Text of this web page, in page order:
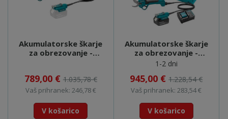
Akumulatorske škarje
za obrezovanje -
789,00 € 1.035,78 €
Vaš prihranek: 246,78 €
V košarico
Akumulatorske škarje
za obrezovanje -
DUP180T001
1-2 dni
945,00 €1.228,54 €
Vaš prihranek: 283,54 €
V košarico